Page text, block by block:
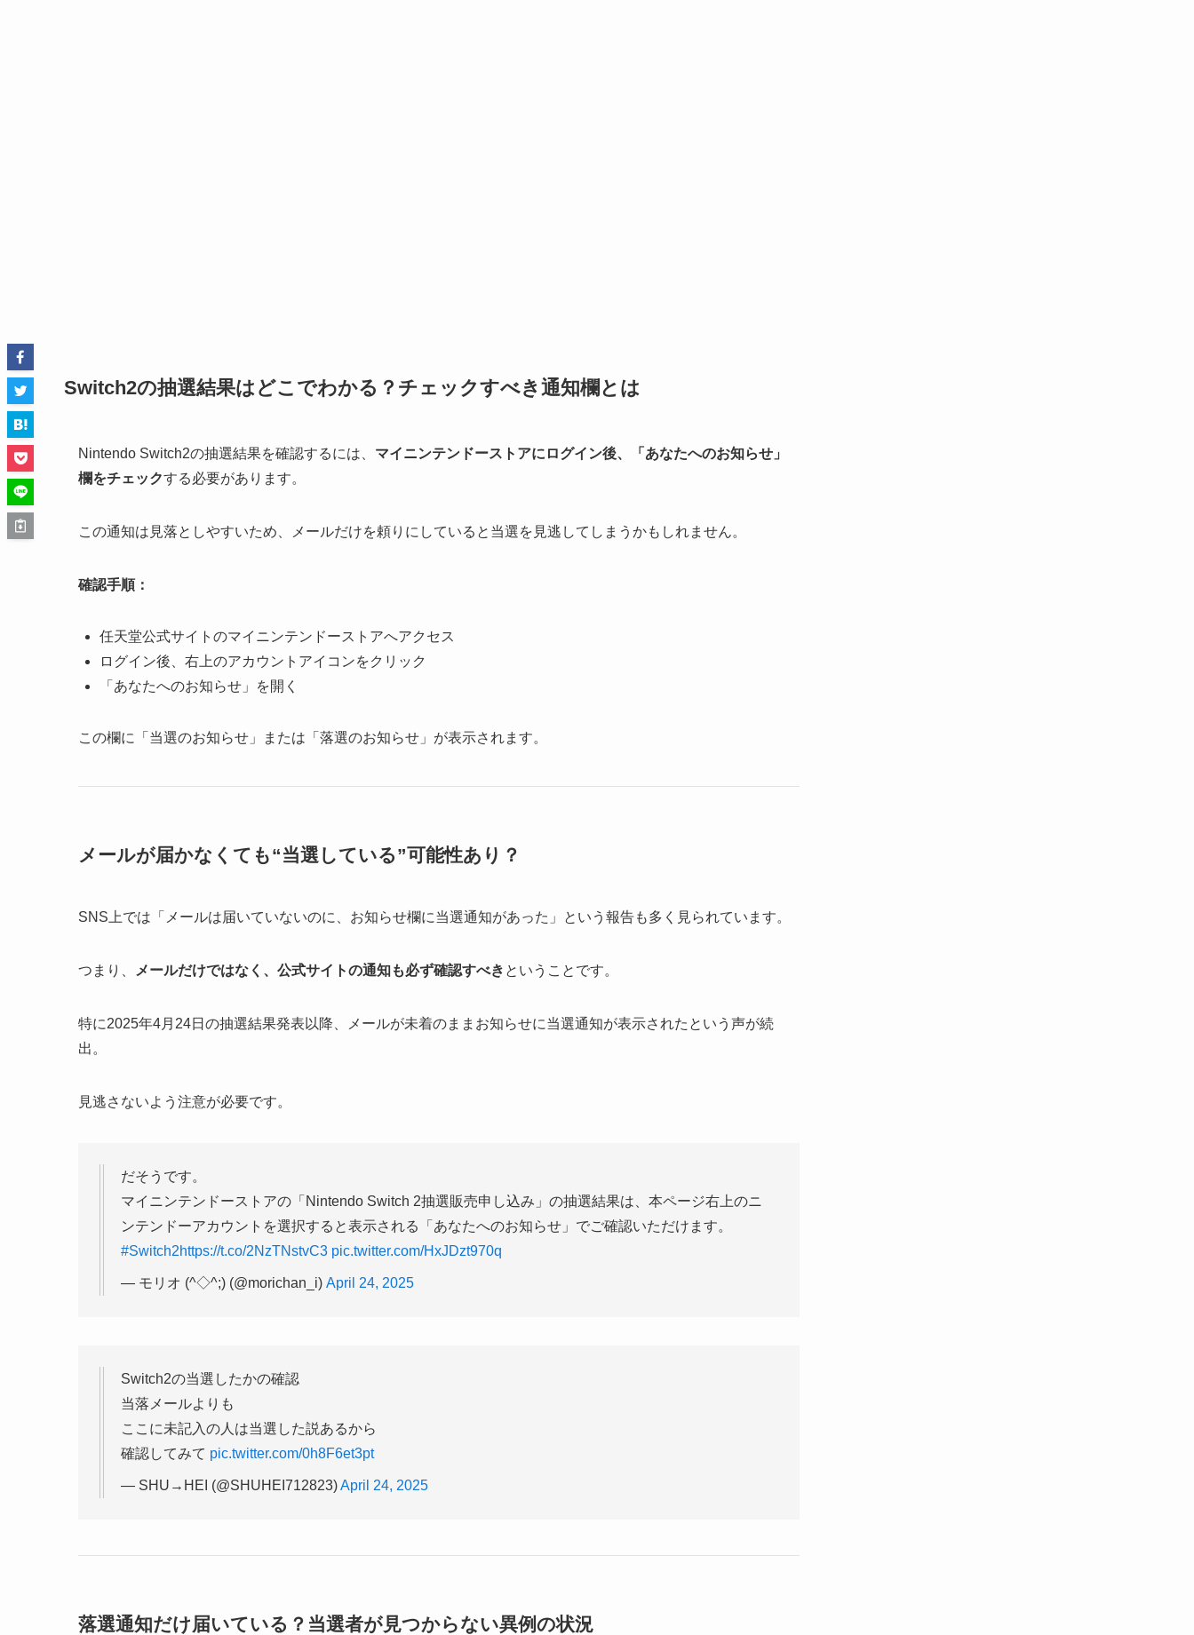
Switch2の抽選結果はどこでわかる？チェックすべき通知欄とは
Nintendo Switch2の抽選結果を確認するには、 マイニンテンドーストアにログイン後、「あなたへのお知らせ」
欄をチェックする必要があります。
この通知は見落としやすいため、メールだけを頼りにしていると当選を見逃してしまうかもしれません。
確認手順：
任天堂公式サイトのマイニンテンドーストアへアクセス
ログイン後、右上のアカウントアイコンをクリック
「あなたへのお知らせ」を開く
この欄に「当選のお知らせ」または「落選のお知らせ」が表示されます。
メールが届かなくても“当選している”可能性あり？
SNS上では「メールは届いていないのに、お知らせ欄に当選通知があった」という報告も多く見られています。
つまり、 メールだけではなく、公式サイトの通知も必ず確認すべき ということです。
特に2025年4月24日の抽選結果発表以降、メールが未着のままお知らせに当選通知が表示されたという声が続
出。
見逃さないよう注意が必要です。
だそうです。
マイニンテンドーストアの「Nintendo Switch 2抽選販売申し込み」の抽選結果は、本ページ右上のニ
ンテンドーアカウントを選択すると表示される「あなたへのお知らせ」でご確認いただけます。
#Switch2https://t.co/2NzTNstvC3 pic.twitter.com/HxJDzt970q
— モリオ (^◇^;) (@morichan_i) April 24, 2025
Switch2の当選したかの確認
当落メールよりも
ここに未記入の人は当選した説あるから
確認してみて pic.twitter.com/0h8F6et3pt
— SHU→HEI (@SHUHEI712823)April 24, 2025
落選通知だけ届いている？当選者が見つからない異例の状況